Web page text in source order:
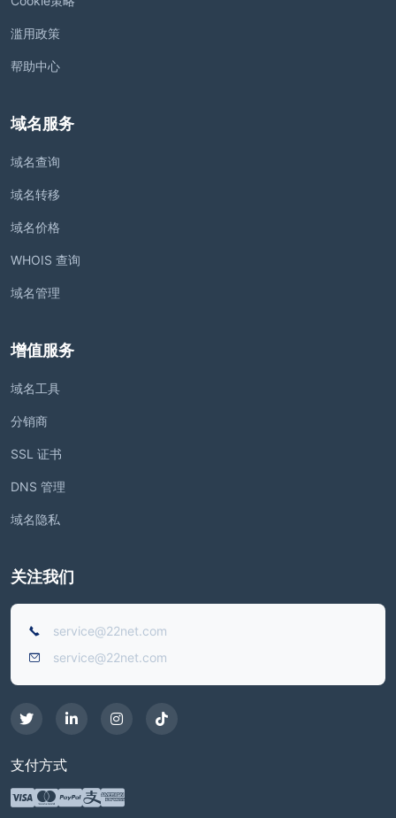
滥用政策
帮助中心
域名服务
域名查询
域名转移
域名价格
WHOIS 查询
域名管理
增值服务
域名工具
分销商
SSL 证书
DNS 管理
域名隐私
关注我们
service@22net.com
service@22net.com
支付方式